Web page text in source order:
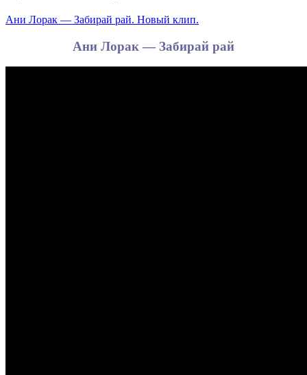
Ани Лорак — Забирай рай. Новый клип.
Ани Лорак — Забирай рай